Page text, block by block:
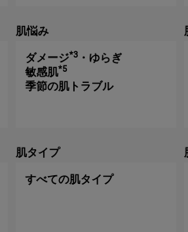
肌悩み
ダメージ*3 ・ゆらぎ
敏感肌*5
季節の肌トラブル
肌タイプ
すべての肌タイプ